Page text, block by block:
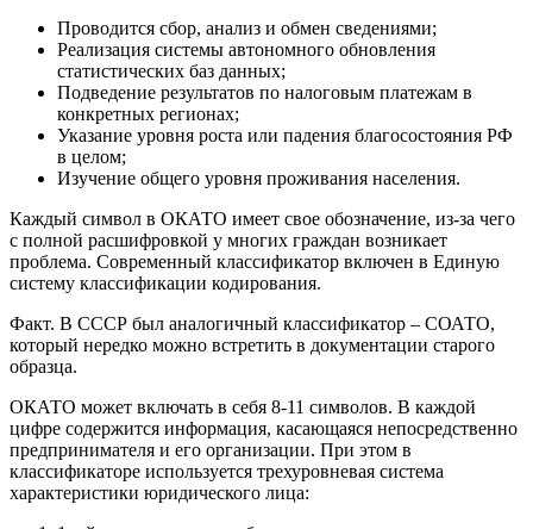
Проводится сбор, анализ и обмен сведениями;
Реализация системы автономного обновления
статистических баз данных;
Подведение результатов по налоговым платежам в
конкретных регионах;
Указание уровня роста или падения благосостояния РФ
в целом;
Изучение общего уровня проживания населения.
Каждый символ в ОКАТО имеет свое обозначение, из-за чего
с полной расшифровкой у многих граждан возникает
проблема. Современный классификатор включен в Единую
систему классификации кодирования.
Факт. В СССР был аналогичный классификатор – СОАТО,
который нередко можно встретить в документации старого
образца.
ОКАТО может включать в себя 8-11 символов. В каждой
цифре содержится информация, касающаяся непосредственно
предпринимателя и его организации. При этом в
классификаторе используется трехуровневая система
характеристики юридического лица: